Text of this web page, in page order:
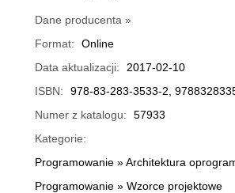
Dane producenta »
Format:
Online
Data aktualizacji:
2017-02-10
ISBN:
978-83-283-3533-2,
Numer z katalogu:
57933
Kategorie:
Programowanie »Architektura
Programowanie » Wzorce projektowe